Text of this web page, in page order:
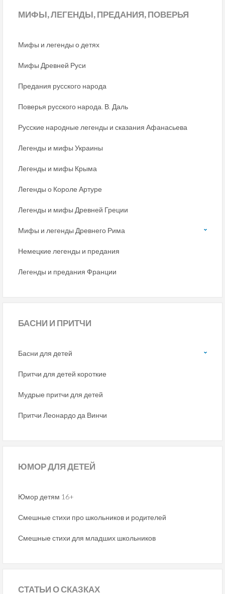
МИФЫ,ЛЕГЕНДЫ, ПРЕДАНИЯ, ПОВЕРЬЯ
Мифы и легенды о детях
Мифы Древней Руси
Предания русского народа
Поверья русского народа. В. Даль
Русские народные легенды и сказания Афанасьева
Легенды и мифы Украины
Легенды и мифы Крыма
Легенды о Короле Артуре
Легенды и мифы Древней Греции
Мифы и легенды Древнего Рима
Немецкие легенды и предания
Легенды и предания Франции
БАСНИ И ПРИТЧИ
Басни для детей
Притчи для детей короткие
Мудрые притчи для детей
Притчи Леонардо да Винчи
ЮМОРДЛЯ ДЕТЕЙ
Юмор детям 16+
Смешные стихи про школьников и родителей
Смешные стихи для младших школьников
СТАТЬИО СКАЗКАХ